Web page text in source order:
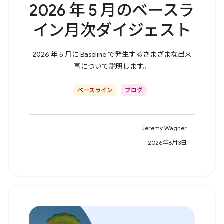
2026 年 5 月のベースラ
イン月次ダイジェスト
2026 年 5 月に Baseline で発生するさまざまな出来
事について説明します。
ベースライン ブログ
Jeremy Wagner
2026年6月3日